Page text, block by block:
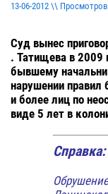
13-06-2012 \\
Суд вынес
. Татищева в 2009
бывшему
нарушении правил
и более лиц по
виде 5 лет в
Справка: